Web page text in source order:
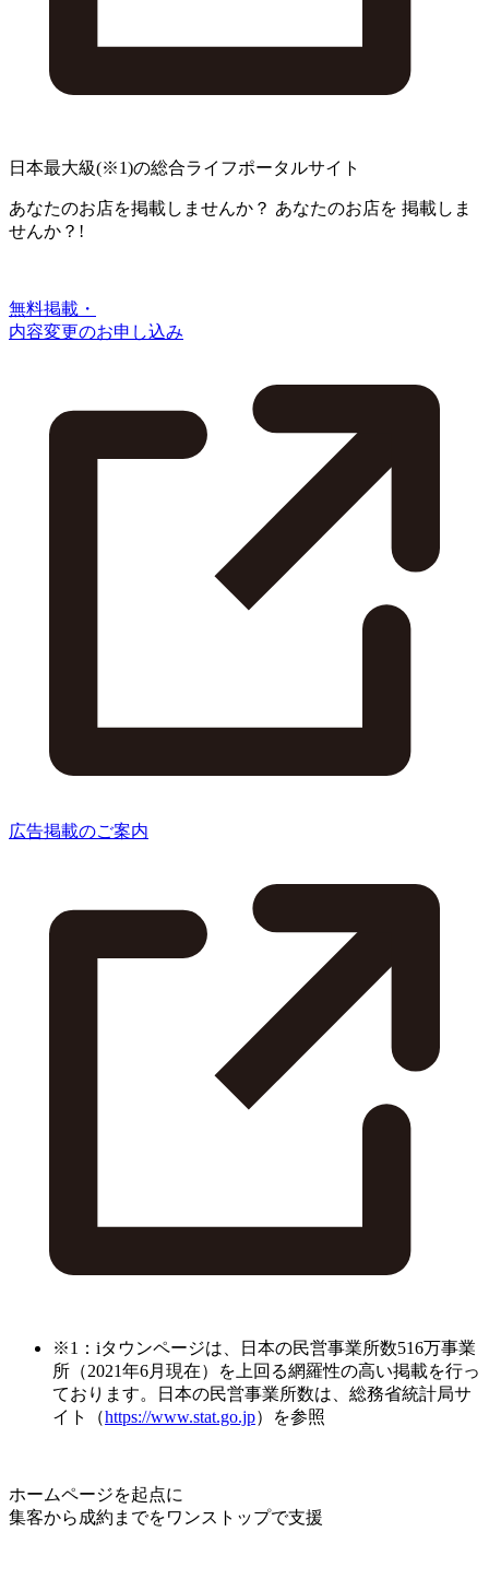
日本最大級(※1)の総合ライフポータルサイト
あなたのお店を掲載しませんか？ あなたのお店を 掲載しま
せんか？!
無料掲載・
内容変更のお申し込み
広告掲載のご案内
※1：iタウンページは、日本の民営事業所数516万事業
所（2021年6月現在）を上回る網羅性の高い掲載を行っ
ております。日本の民営事業所数は、総務省統計局サ
イト（https://www.stat.go.jp）を参照
ホームページを起点に
集客から成約までをワンストップで支援